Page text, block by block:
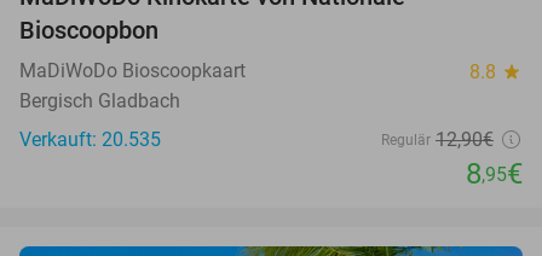
Bioscoopbon
MaDiWoDo Bioscoopkaart 8.8 star
Bergisch Gladbach
Verkauft: 20.535
Regulär 12,90€
8,95€